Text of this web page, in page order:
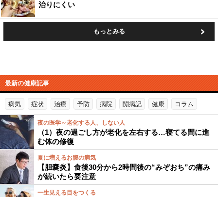
治りにくい
もっとみる
最新の健康記事
病気 症状 治療 予防 病院 闘病記 健康 コラム
夜の医学～老化する人、しない人
（1）夜の過ごし方が老化を左右する…寝てる間に進
む体の修復
夏に増えるお腹の病気
【胆嚢炎】食後30分から2時間後の“みぞおち”の痛み
が続いたら要注意
一生見える目をつくる